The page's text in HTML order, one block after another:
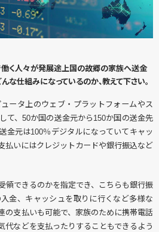
働く人々が発展途上国の故郷の家族へ送金
な仕組みになっているのか、教えて下さい。
ータ上のウェブ・プラットフォームやス
て、50か国の送金元から150か国の送金先
金元は100％デジタルになっていてキャッ
払いにはクレジットカードや銀行振込など
領できるのかを指定でき、こちらも銀行振
金、キャッシュを取りに行くなど多様な
の支払いも可能で、家族のために携帯電話
代などを支払ったりすることもできるよう